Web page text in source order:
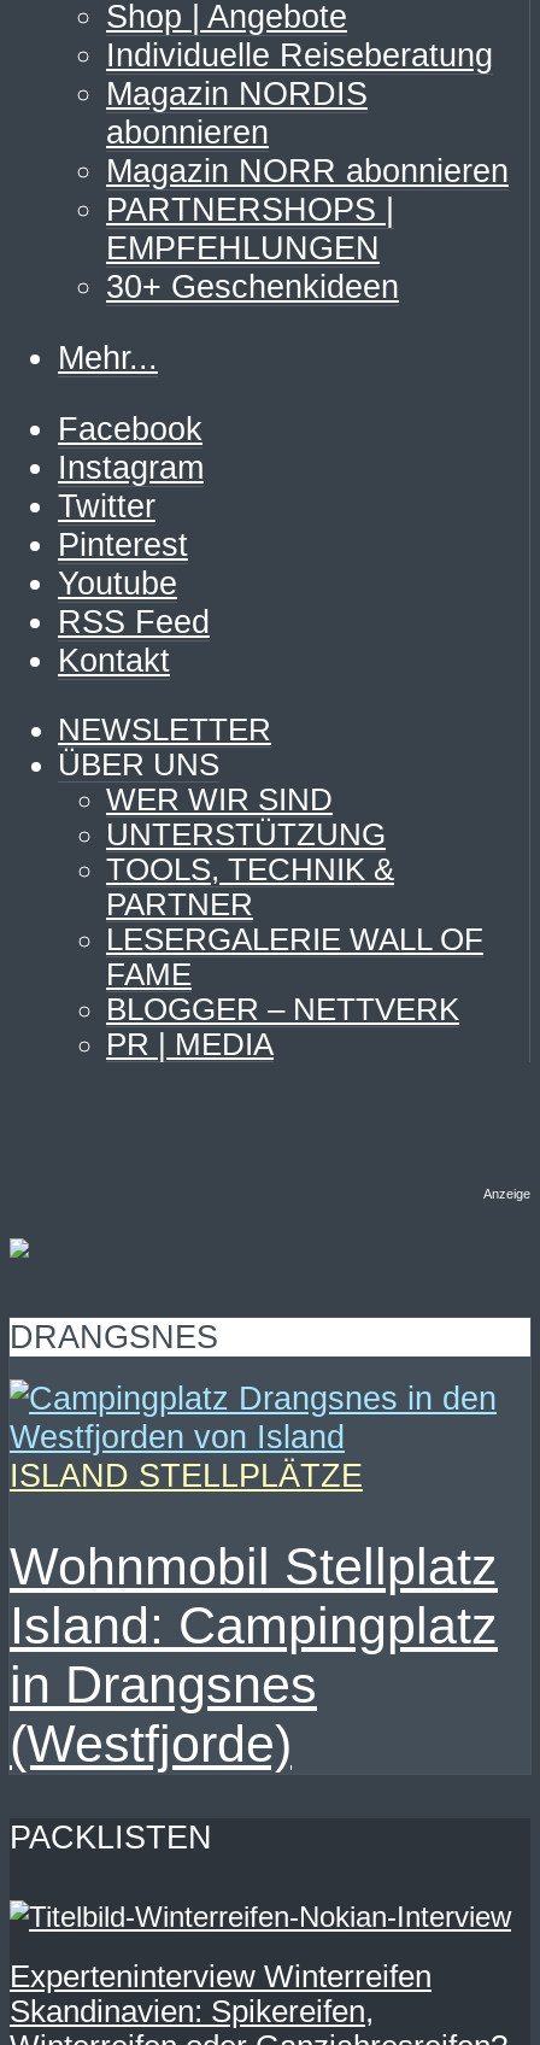
Shop | Angebote
Individuelle Reiseberatung
Magazin NORDIS
abonnieren
Magazin NORR abonnieren
PARTNERSHOPS |
EMPFEHLUNGEN
30+ Geschenkideen
Mehr...
Facebook
Instagram
Twitter
Pinterest
Youtube
RSS Feed
Kontakt
NEWSLETTER
ÜBER UNS
WER WIR SIND
UNTERSTÜTZUNG
TOOLS, TECHNIK &
PARTNER
LESERGALERIE WALL OF
FAME
BLOGGER – NETTVERK
PR | MEDIA
Anzeige
DRANGSNES
ISLAND STELLPLÄTZE
Wohnmobil Stellplatz
Island: Campingplatz
in Drangsnes
(Westfjorde)
PACKLISTEN
Experteninterview Winterreifen
Skandinavien: Spikereifen,